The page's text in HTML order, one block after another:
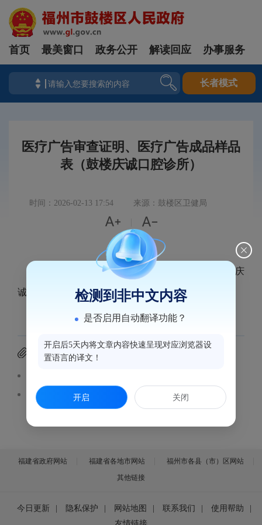
首页 最美窗口 政务公开 解读回应 办事服务
长者模式
医疗广告审查证明、医疗广告成品样品
表（鼓楼庆诚口腔诊所）
时间：2026-02-13 17:54 来源：鼓楼区卫健局
 
医疗广告审查证明、医疗广告成品样品表（鼓楼庆
诚口腔诊所）见附件。
附件下载
医疗广告审查证明（鼓楼庆诚口腔诊所）.pdf
福建省政府网站 福建省各地市网站
福州市各县（市）区网站
其他链接
今日更新 隐私保护 网站地图 联系我们 使用帮助
检测到非中文内容
是否启用自动翻译功能？
开启后5天内将文章内容快速呈现对应浏览器设
置语言的译文！
开启 关闭